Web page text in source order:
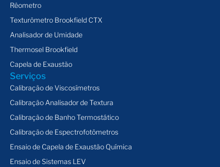
Rêometro
Texturômetro Brookfield CTX
Analisador de Umidade
Thermosel Brookfield
Capela de Exaustão
Serviços
Calibração de Viscosímetros
Calibração Analisador de Textura
Calibração de Banho Termostático
Calibração de Espectrofotômetros
Ensaio de Capela de Exaustão Química
Ensaio de Sistemas LEV